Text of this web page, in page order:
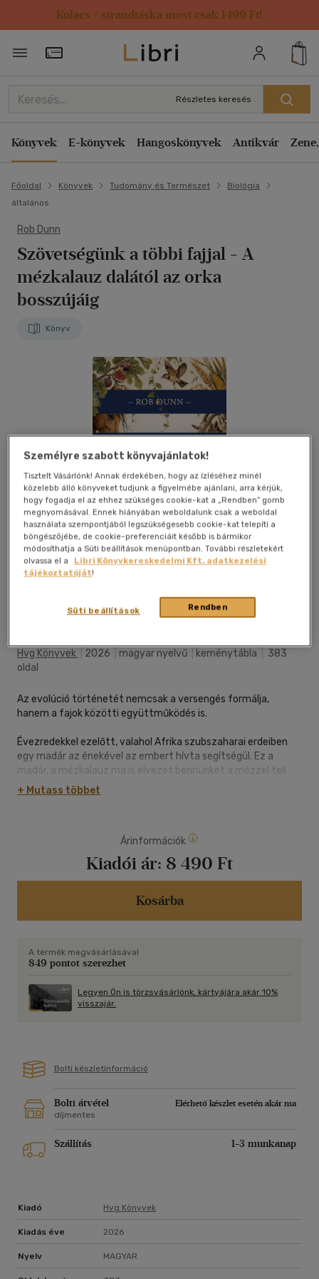
Kulacs / strandtáska most csak 1499 Ft!
Törzsvásárlói Kártya adatai
Részletes keresés
Könyvek E-könyvek Hangoskönyvek Antikvár
Főoldal Könyvek Tudomány és Természet
Biológia
általános
Rob Dunn
Szövetségünk a többi fajjal - A
mézkalauz dalától az orka
bosszújáig
Könyv
Megosztom
Hvg Könyvek 2026 magyar nyelvű keménytábla
383
oldal
Az evolúció történetét nemcsak a versengés formálja,
hanem a fajok közötti együttműködés is.
Évezredekkel ezelőtt, valahol Afrika szubszaharai erdeiben
egy madár az énekével az embert hívta segítségül. Ez a
madár, a mézkalauz ma is elvezet bennünket a mézzel teli
kaptárhoz, hogy aztán megosztozzon velünk a zsákmányon.
A történet egészen hihetetlen, de nem egyedülálló.
amellett érvel, hogy a fajok közötti szövetségek a természet
legfontosabb mozgatórugói. A sejtek, az állatok, a növények
és az emberek kölcsönösen függenek egymástól: a hangyák
gombákat termesztenek és fákat gondoznak, a delfinek
együttműködnek a halászokkal, a háziállataink és
többi fajjal arra világít rá, hogy mindig is más fajokkal együtt,
rájuk támaszkodva léteztünk.
Hogy felismerjük-e végre ezt az alapvető igazságot, azon
élhetőbb, kevésbé magányos és fenntarthatóbb jövőnk is
+ Mutass többet
Árinformációk
Kiadói ár: 8 490 Ft
Kosárba
A termék megvásárlásával
849 pontot szerezhet
Legyen Ön is törzsvásárlónk, kártyájára akár 10%
visszajár.
Bolti készletinformáció
Bolti átvétel
Elérhető készlet esetén akár ma
díjmentes
Szállítás 1-3 munkanap
Kiadó Hvg Könyvek
Kiadás éve 2026
Nyelv MAGYAR
Személyre szabott könyvajánlatok!
Tisztelt Vásárlónk! Annak érdekében, hogy az ízléséhez minél
közelebb álló könyveket tudjunk a figyelmébe ajánlani, arra kérjük,
hogy fogadja el az ehhez szükséges cookie-kat a „Rendben” gomb
megnyomásával. Ennek hiányában weboldalunk csak a weboldal
használata szempontjából legszükségesebb cookie-kat telepíti a
böngészőjébe, de cookie-preferenciáit később is bármikor
módosíthatja a Süti beállítások menüpontban. További részletekért
olvassa el a
Libri Könyvkereskedelmi Kft. adatkezelési
tájékoztatóját!
Rendben
Süti beállítások